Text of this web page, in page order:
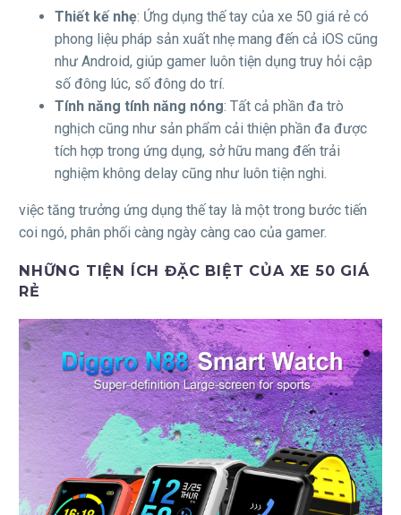
Thiết kế nhẹ: Ứng dụng thế tay của xe 50 giá rẻ có
phong liệu pháp sản xuất nhẹ mang đến cả iOS cũng
như Android, giúp gamer luôn tiện dụng truy hỏi cập
số đông lúc, số đông do trí.
Tính năng tính năng nóng: Tất cả phần đa trò
nghịch cũng như sản phẩm cải thiện phần đa được
tích hợp trong ứng dụng, sở hữu mang đến trải
nghiệm không delay cũng như luôn tiện nghi.
việc tăng trưởng ứng dụng thế tay là một trong bước tiến
coi ngó, phân phối càng ngày càng cao của gamer.
NHỮNG TIỆN ÍCH ĐẶC BIỆT CỦA XE 50 GIÁ
RẺ